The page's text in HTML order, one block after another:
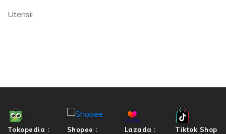
Utensil
Tokopedia : Shopee : Lazada :
Tiktok Shop